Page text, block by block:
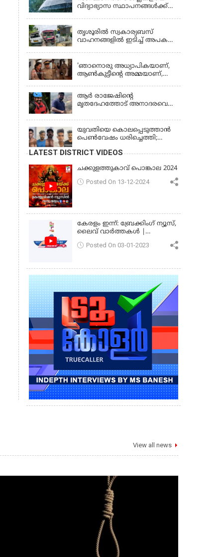
വിദ്യാഭ്യാസ സ്ഥാപനങ്ങൾക്ക്
തൃശൂരിൽ സ്വകാര്യബസ്
വാഹനങ്ങളില്‍ ഇടിച്ച് അപകടം:
'ഞാനൊരു അധ്യാപികയാണ്,
ആണ്‍കുട്ടീന്റെ അമ്മയാണ്‌,
കസ്റ്റഡിയിൽ വിട്ട് കോടതി,
ജാമ്യാപേക്ഷ തള്ളി
ആര്‍ രാജേഷിന്റെ
മൃതദേഹത്തോട് അനാദരവെന്ന്
ക്രമീകരണത്തില്‍ ഗുരുതര
വീഴ്ച; മൃതദേഹം ചാവക്കാട്
വരെ എത്തിച്ചത് ഫ്രീസര്‍
സംവിധാനം ഇല്ലാതെയെന്നും
ആരോപണം
യുവതിയെ കൊലപ്പെടുത്താൻ
പെൺവേഷം ധരിച്ചെത്തി;
LATEST DISTRICT VIDEOS
ചക്കുളത്തുകാവ് പൊങ്കാല 2024
Posted On 13-12-2024
കേരളം ഇന്ന്: ബ്രേക്കിംഗ് ന്യൂസ്,
ലൈവ് വാർത്തകൾ |
Posted On 03-01-2023
View all news